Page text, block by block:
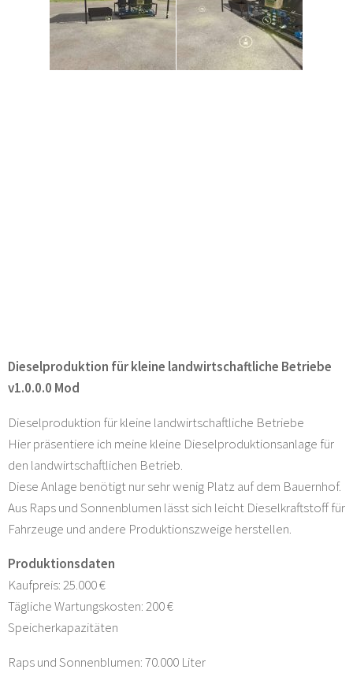
Dieselproduktion für kleine landwirtschaftliche Betriebe
v1.0.0.0 Mod
Dieselproduktion für kleine landwirtschaftliche Betriebe
Hier präsentiere ich meine kleine Dieselproduktionsanlage für
den landwirtschaftlichen Betrieb.
Diese Anlage benötigt nur sehr wenig Platz auf dem Bauernhof.
Aus Raps und Sonnenblumen lässt sich leicht Dieselkraftstoff für
Fahrzeuge und andere Produktionszweige herstellen.
Produktionsdaten
Kaufpreis: 25.000 €
Tägliche Wartungskosten: 200 €
Speicherkapazitäten
Raps und Sonnenblumen: 70.000 Liter